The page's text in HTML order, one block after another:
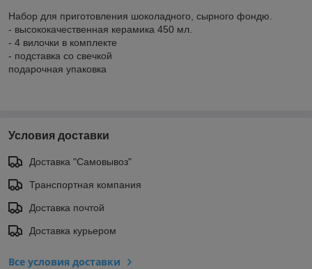
Набор для приготовления шоколадного, сырного фондю.
- высококачественная керамика 450 мл.
- 4 вилочки в комплекте
- подставка со свечкой
подарочная упаковка
Условия доставки
Доставка "Самовывоз"
Транспортная компания
Доставка почтой
Доставка курьером
Все условия доставки